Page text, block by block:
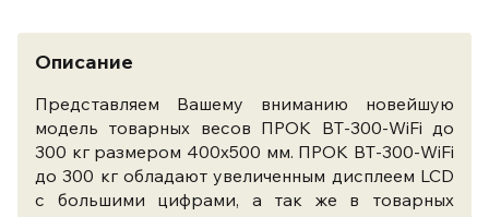
Описание
Представляем Вашему вниманию новейшую
модель товарных весов ПРОК ВТ-300-WiFi до
300 кг размером 400х500 мм. ПРОК ВТ-300-WiFi
до 300 кг обладают увеличенным дисплеем LCD
с большими цифрами, а так же в товарных